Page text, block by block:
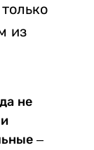
из
не
–